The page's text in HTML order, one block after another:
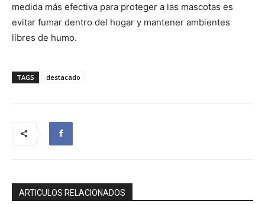
medida más efectiva para proteger a las mascotas es
evitar fumar dentro del hogar y mantener ambientes
libres de humo.
TAGS destacado
ARTICULOS RELACIONADOS